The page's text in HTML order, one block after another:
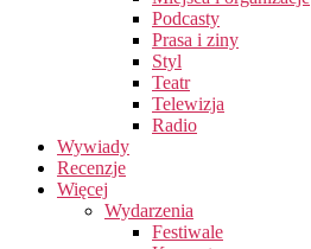
Podcasty
Prasa i ziny
Styl
Teatr
Telewizja
Radio
Wywiady
Recenzje
Więcej
Wydarzenia
Festiwale